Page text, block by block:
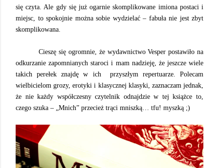
się czyta. Ale gdy się już ogarnie skomplikowane imiona postaci i
miejsc, to spokojnie można sobie wydzielać – fabuła nie jest zbyt
skomplikowana.
Cieszę się ogromnie, że wydawnictwo Vesper postawiło na
odkurzanie zapomnianych staroci i mam nadzieję, że jeszcze wiele
takich perełek znajdę w ich przyszłym repertuarze. Polecam
wielbicielom grozy, erotyki i klasycznej klasyki, zaznaczam jednak,
że nie każdy współczesny czytelnik odnajdzie w tej książce to,
czego szuka – „Mnich” przecież trąci mniszką… tfu! myszką ;)